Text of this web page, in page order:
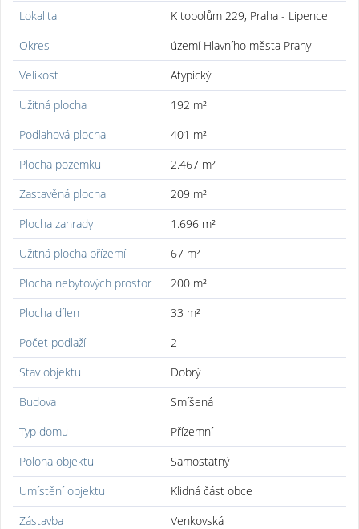
Lokalita
K topolům 229, Praha - Lipence
Okres
území Hlavního města Prahy
Velikost
Atypický
Užitná plocha
192 m²
Podlahová plocha
401 m²
Plocha pozemku
2.467 m²
Zastavěná plocha
209 m²
Plocha zahrady
1.696 m²
Užitná plocha přízemí
67 m²
Plocha nebytových prostor
200 m²
Plocha dílen
33 m²
Počet podlaží
2
Stav objektu
Dobrý
Budova
Smíšená
Typ domu
Přízemní
Poloha objektu
Samostatný
Umístění objektu
Klidná část obce
Zástavba
Venkovská